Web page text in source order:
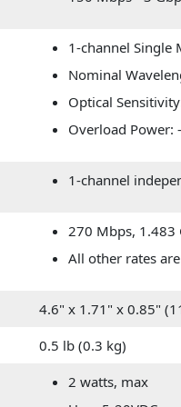
1-channel Single
Nominal
Optical
Overload Power:
1-channel
270 Mbps, 1.483
All other rates
4.6" x 1.71" x 0.85"
0.5 lb (0.3 kg)
2 watts, max